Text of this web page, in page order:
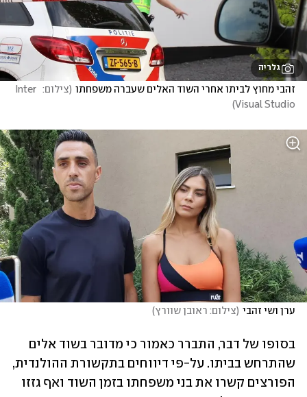
גלריה
זהבי מחוץ לביתו אחרי השוד האלים שעברה משפחתו (
צילום:  Inter
Visual Studio
)
ערן ושי זהבי (צילום: ראובן שוורץ)